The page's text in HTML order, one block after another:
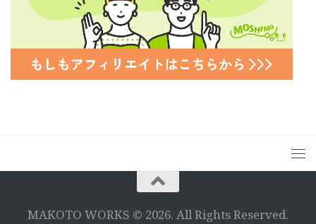
MAKOTO WORKS © 2026. All Rights Reserved.